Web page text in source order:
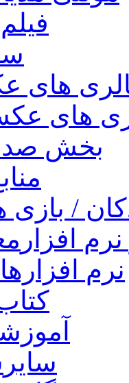
های
های
بخش
/
افزار
نرم
سایر